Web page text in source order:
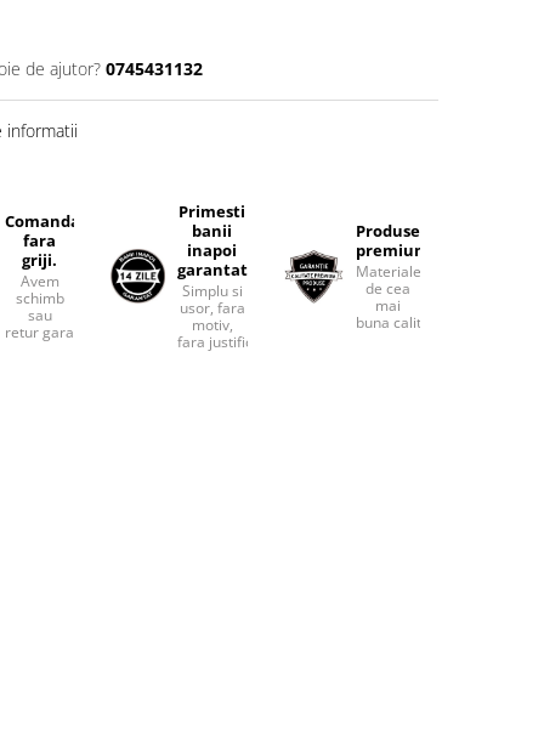
de ajutor? 0745431132
informatii
Comanda
fara
griji.
Avem
schimb
sau
retur garantat.
Primesti
banii
inapoi
garantat
Simplu si
usor, fara
motiv,
fara justificari.
Produse
premium.
Materiale
de cea
mai
buna calitate.